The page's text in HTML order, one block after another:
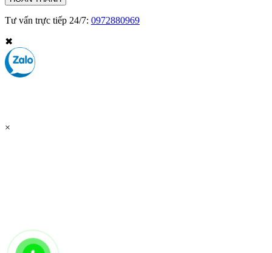
Tư vấn trực tiếp 24/7: 0972880969
✖
×